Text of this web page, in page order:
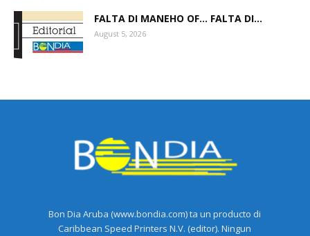
FALTA DI MANEHO OF… FALTA DI...
August 5, 2026
Bon Dia Aruba (www.bondia.com) ta un producto di
Caribbean Speed Printers N.V. (editor). Ningun